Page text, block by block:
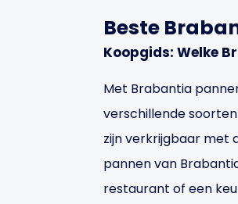
Beste
Koopgids: Welke
Met Brabantia
verschillende
zijn verkrijgbaar met
pannen van
restaurant of een